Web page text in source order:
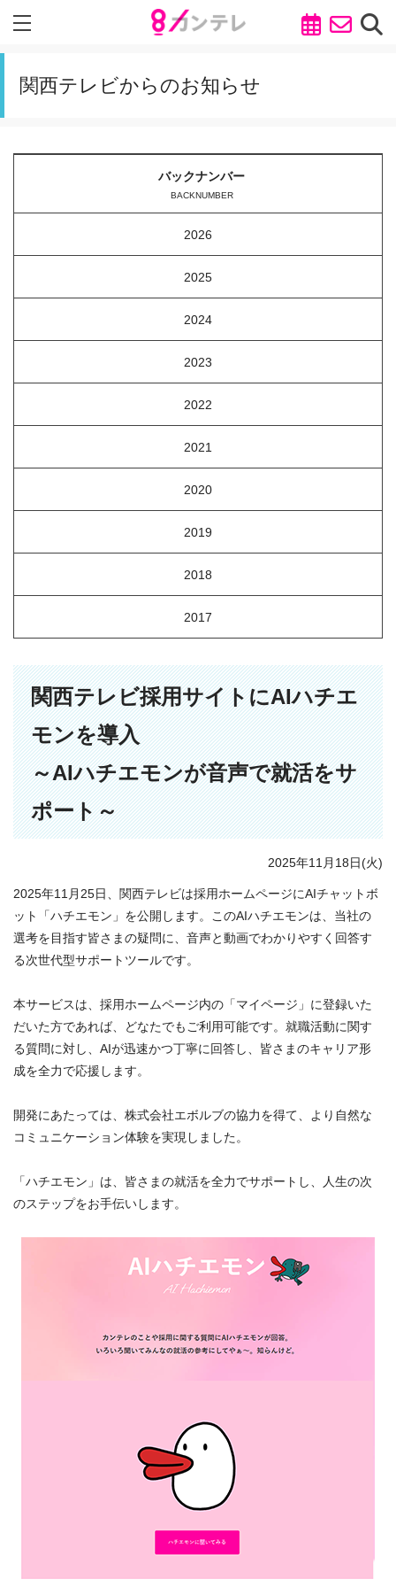
関西テレビからのお知らせ
関西テレビ採用サイトにAIハチエ
モンを導入
～AIハチエモンが音声で就活をサ
ポート～
2025年11月18日(火)
2025年11月25日、関西テレビは採用ホームページにAIチャットボ
ット「ハチエモン」を公開します。このAIハチエモンは、当社の
選考を目指す皆さまの疑問に、音声と動画でわかりやすく回答す
る次世代型サポートツールです。
本サービスは、採用ホームページ内の「マイページ」に登録いた
だいた方であれば、どなたでもご利用可能です。就職活動に関す
る質問に対し、AIが迅速かつ丁寧に回答し、皆さまのキャリア形
成を全力で応援します。
開発にあたっては、株式会社エボルブの協力を得て、より自然な
コミュニケーション体験を実現しました。
「ハチエモン」は、皆さまの就活を全力でサポートし、人生の次
のステップをお手伝いします。
バックナンバー
BACKNUMBER
2026
2025
2024
2023
2022
2021
2020
2019
2018
2017